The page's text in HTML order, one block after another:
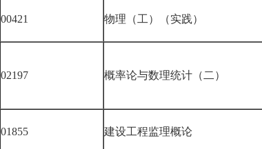
00421 物理（工）（实践）
02197 概率论与数理统计（二）
01855 建设工程监理概论